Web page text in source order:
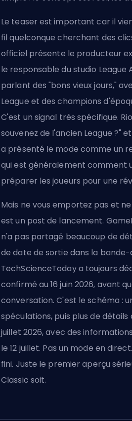
Le teaser est important car il
fil quelconque cherchant des
officiel présente le producteur
le responsable du studio League
parlant des "bons vieux jours,"
League et des champions
C'est un signal très spécifique.
souvenez de l'ancien League ?"
a présenté le mode comme un
qui est généralement comment
préparer les joueurs pour une
Mais ne vous emportez pas et
est un post de lancement.
n'a pas partagé beaucoup de
de date de sortie dans la
TechScienceToday a toujours
confirmé au 16 juin 2026, avant
conversation. C'est le schéma :
spéculations, puis plus de détails
juillet 2026, avec des
le 12 juillet. Pas un mode en
fini. Juste le premier aperçu
Classic soit.